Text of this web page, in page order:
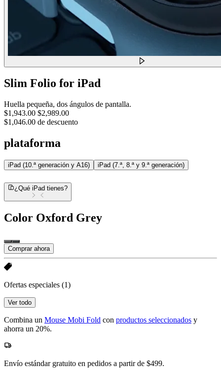
Slim Folio for iPad
Huella pequeña, dos ángulos de pantalla.
$1,943.00 $2,989.00
$1,046.00 de descuento
plataforma
iPad (10.ª generación y A16) iPad (7.ª, 8.ª y 9.ª generación)
¿Qué iPad tienes?
Color Oxford Grey
Comprar ahora
Ofertas especiales (1)
Ver todo
Combina un Mouse Mobi Fold con productos seleccionados y
ahorra un 20%.
Envío estándar gratuito en pedidos a partir de $499.